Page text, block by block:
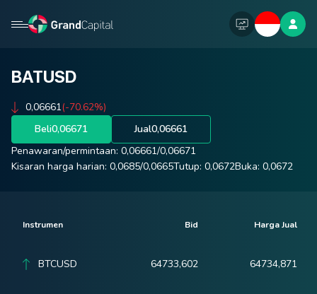
BATUSD
0,06661(-70.62%)
Beli0,06671 Jual0,06661
Penawaran/permintaan: 0,06661/0,06671
Kisaran harga harian: 0,0685/0,0665Tutup: 0,0672Buka: 0,0672
Instrumen Bid Harga Jual
BTCUSD 64733,602 64734,871